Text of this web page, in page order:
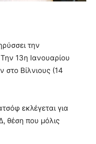
την
13η Ιανουαρίου
στο Βίλνιους (14
εκλέγεται για
θέση που μόλις